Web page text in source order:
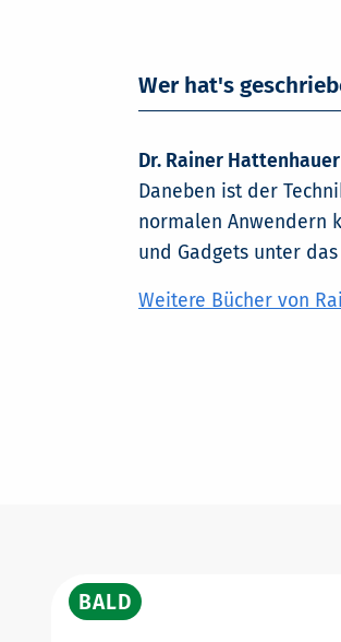
Wer hat's
Dr. Rainer Hattenhauer
Daneben ist der
normalen Anwendern
und Gadgets unter
Weitere Bücher von